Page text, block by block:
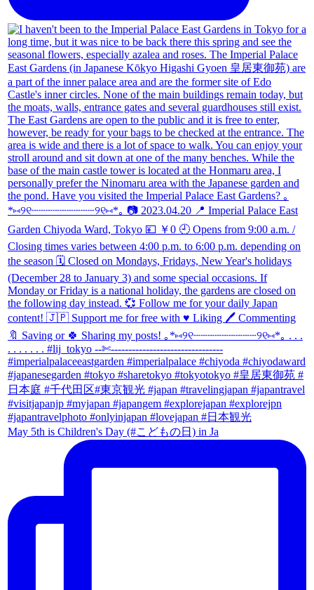
May 5th is Children's Day (#こどもの日) in Ja